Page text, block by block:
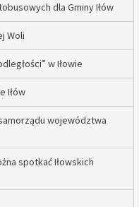
dla Gminy Iłów
Woli
w Iłowie
Iłów
województwa
spotkać Iłowskich